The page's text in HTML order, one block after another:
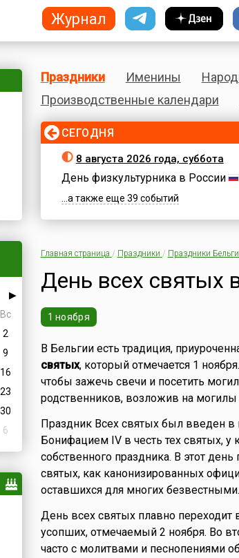
▶
Вс
2
9
16
23
30
6
Праздники Именины
Производственные календари
СЕГОДНЯ
8 августа 2026 года, суббота
День физкультурника в России
...а также еще 39 событий
Главная страница / Праздники / Праздники
День всех святых
1 ноября
В Бельгии есть традиция,
святых, который отмечается 1
чтобы зажечь свечи и посетить
родственников, возложив на
Праздник Всех святых был введен в
Бонифацием IV в честь тех святых, у
собственного праздника. В этот
святых, как канонизированных
оставшихся для многих безвестными.
День всех святых плавно переходит
усопших, отмечаемый 2 ноября. Во
часто с молитвами и песнопениями
Журнал